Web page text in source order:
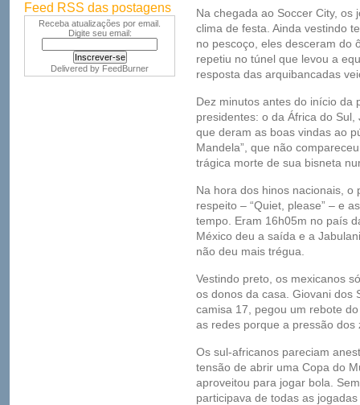
Feed RSS das postagens
Receba atualizações por email.
Digite seu email:
Delivered by FeedBurner
Na chegada ao Soccer City, os
clima de festa. Ainda vestindo
no pescoço, eles desceram do
repetiu no túnel que levou a
resposta das arquibancadas
Dez minutos antes do início da
presidentes: o da África do
que deram as boas vindas ao
Mandela”, que não
trágica morte de sua bisneta
Na hora dos hinos nacionais, o
respeito – “Quiet, please” – e
tempo. Eram 16h05m no país
México deu a saída e a
não deu mais trégua.
Vestindo preto, os mexicanos
os donos da casa. Giovani dos
camisa 17, pegou um rebote
as redes porque a pressão
Os sul-africanos pareciam
tensão de abrir uma Copa do
aproveitou para jogar bola.
participava de todas as